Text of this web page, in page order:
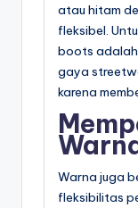
atau hitam
fleksibel.
boots adalah
gaya
karena
Warna juga
fleksibilitas